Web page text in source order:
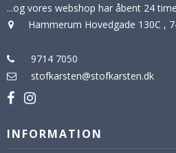
...og vores webshop har åbent 24
Hammerum Hovedgade 130C ,
9714 7050
stofkarsten@stofkarsten.dk
INFORMATION